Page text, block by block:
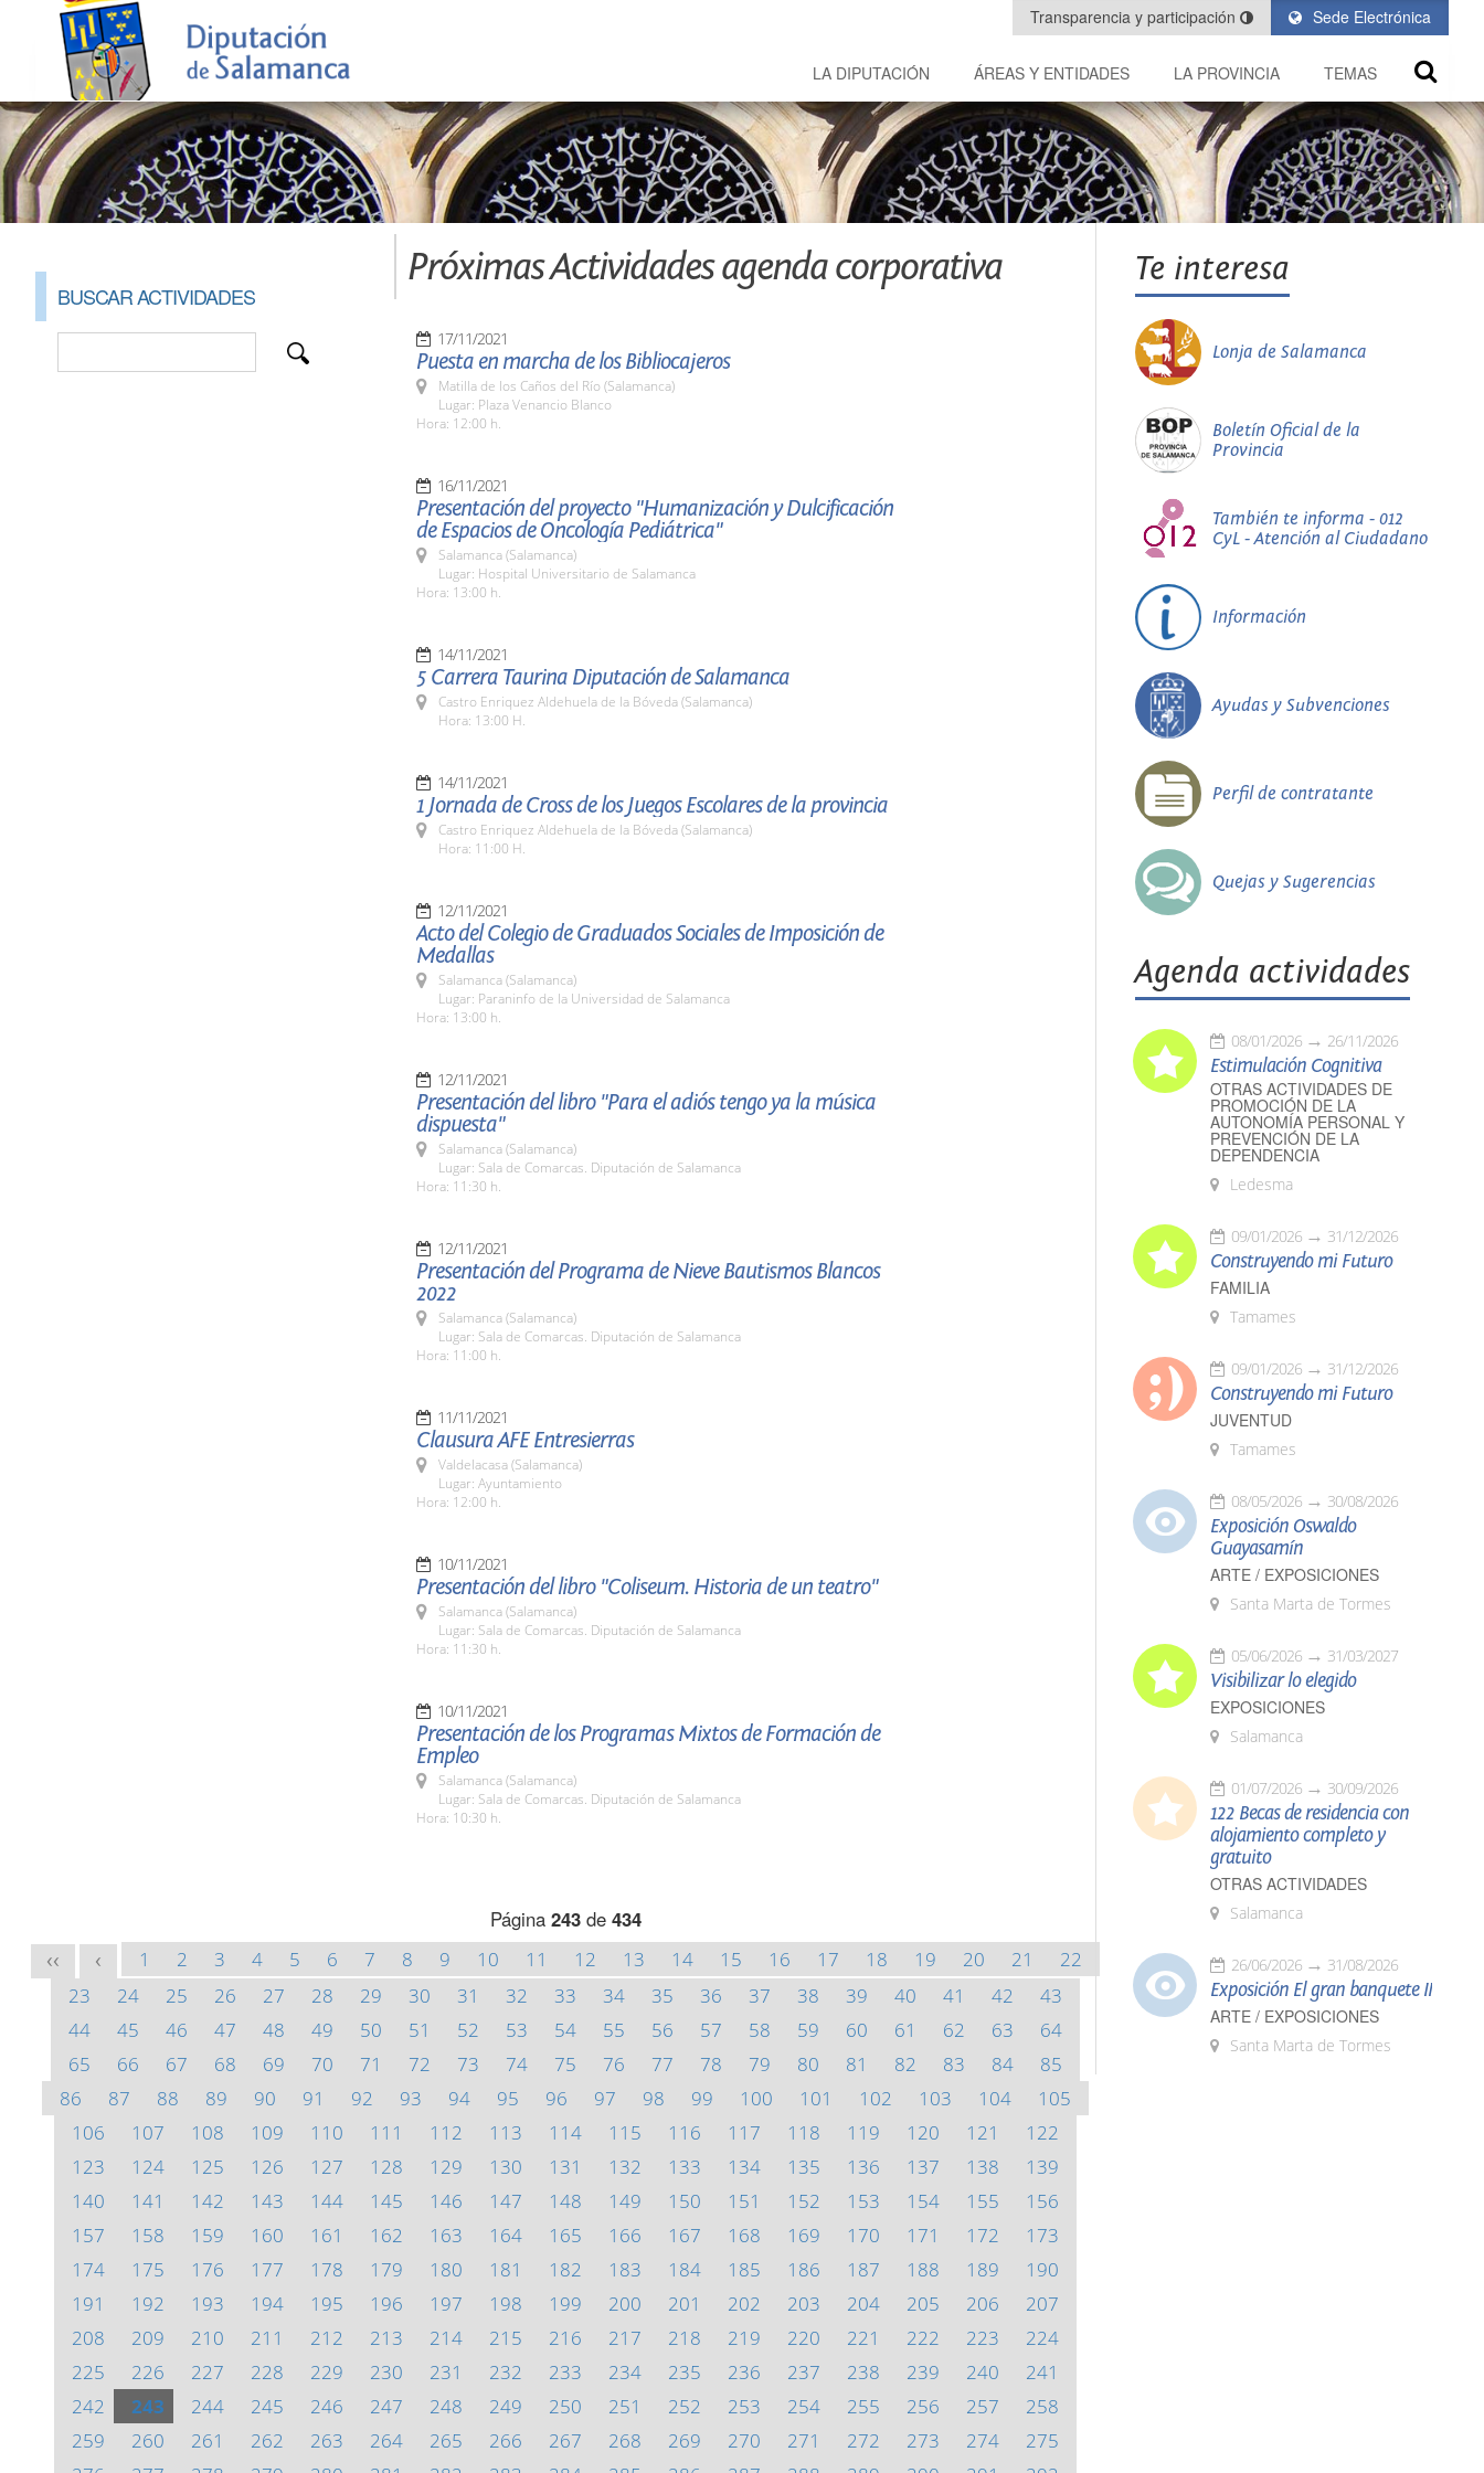
Sede Electrónica
Transparencia y participación
LA DIPUTACIÓN ÁREAS Y ENTIDADES LA PROVINCIA TEMAS
BUSCAR ACTIVIDADES
Próximas Actividades agenda corporativa
17/11/2021
Puesta en marcha de los Bibliocajeros
Matilla de los Caños del Río (Salamanca)
Lugar: Plaza Venancio Blanco
Hora: 12:00 h.
16/11/2021
Presentación del proyecto "Humanización y Dulcificación
de Espacios de Oncología Pediátrica"
Salamanca (Salamanca)
Lugar: Hospital Universitario de Salamanca
Hora: 13:00 h.
14/11/2021
5 Carrera Taurina Diputación de Salamanca
Castro Enriquez Aldehuela de la Bóveda (Salamanca)
Hora: 13:00 H.
14/11/2021
1 Jornada de Cross de los Juegos Escolares de la provincia
Castro Enriquez Aldehuela de la Bóveda (Salamanca)
Hora: 11:00 H.
12/11/2021
Acto del Colegio de Graduados Sociales de Imposición de
Medallas
Salamanca (Salamanca)
Lugar: Paraninfo de la Universidad de Salamanca
Hora: 13:00 h.
12/11/2021
Presentación del libro "Para el adiós tengo ya la música
dispuesta"
Salamanca (Salamanca)
Lugar: Sala de Comarcas. Diputación de Salamanca
Hora: 11:30 h.
12/11/2021
Presentación del Programa de Nieve Bautismos Blancos
2022
Salamanca (Salamanca)
Lugar: Sala de Comarcas. Diputación de Salamanca
Hora: 11:00 h.
11/11/2021
Clausura AFE Entresierras
Valdelacasa (Salamanca)
Lugar: Ayuntamiento
Hora: 12:00 h.
10/11/2021
Presentación del libro "Coliseum. Historia de un teatro"
Salamanca (Salamanca)
Lugar: Sala de Comarcas. Diputación de Salamanca
Hora: 11:30 h.
10/11/2021
Presentación de los Programas Mixtos de Formación de
Empleo
Salamanca (Salamanca)
Lugar: Sala de Comarcas. Diputación de Salamanca
Hora: 10:30 h.
Página 243de 434
<< < 1 2 3 4 5 6 7 8 9 10 11 12 13 14 15 16 17 18 19 20 21
22
23
24 25 26 27 28 29 30 31 32 33 34 35 36 37 38 39 40 41 42
43
44
45 46 47 48 49 50 51 52 53 54 55 56 57 58 59 60 61 62 63
64
65
66 67 68 69 70 71 72 73 74 75 76 77 78 79 80 81 82 83 84
85
86
87 88 89 90 91 92 93 94 95 96 97 98 99 100 101 102 103 104
105
106
107 108 109 110 111 112 113 114 115 116 117 118 119 120 121
122
123
124 125 126 127 128 129 130 131 132 133 134 135 136 137 138
139
140
141 142 143 144 145 146 147 148 149 150 151 152 153 154 155
156
157
158 159 160 161 162 163 164 165 166 167 168 169 170 171 172
173
174
175 176 177 178 179 180 181 182 183 184 185 186 187 188 189
190
191
192 193 194 195 196 197 198 199 200 201 202 203 204 205 206
207
208
209 210 211 212 213 214 215 216 217 218 219 220 221 222 223
224
225
226 227 228 229 230 231 232 233 234 235 236 237 238 239 240
241
242
243 244 245 246 247 248 249 250 251 252 253 254 255 256 257
258
259
260 261 262 263 264 265 266 267 268 269 270 271 272 273 274
275
Te interesa
Lonja de Salamanca
Boletín Oficial de la
Provincia
También te informa - 012
CyL - Atención al Ciudadano
Información
Ayudas y Subvenciones
Perfil de contratante
Quejas y Sugerencias
Agenda actividades
08/01/2026 26/11/2026
Estimulación Cognitiva
OTRAS ACTIVIDADES DE
PROMOCIÓN DE LA
AUTONOMÍA PERSONAL Y
PREVENCIÓN DE LA
DEPENDENCIA
Ledesma
09/01/2026 31/12/2026
Construyendo mi Futuro
FAMILIA
Tamames
09/01/2026 31/12/2026
Construyendo mi Futuro
JUVENTUD
Tamames
08/05/2026 30/08/2026
Exposición Oswaldo
Guayasamín
ARTE / EXPOSICIONES
Santa Marta de Tormes
05/06/2026 31/03/2027
Visibilizar lo elegido
EXPOSICIONES
Salamanca
01/07/2026 30/09/2026
122 Becas de residencia con
alojamiento completo y
gratuito
OTRAS ACTIVIDADES
Salamanca
26/06/2026 31/08/2026
Exposición El gran banquete II
ARTE / EXPOSICIONES
Santa Marta de Tormes